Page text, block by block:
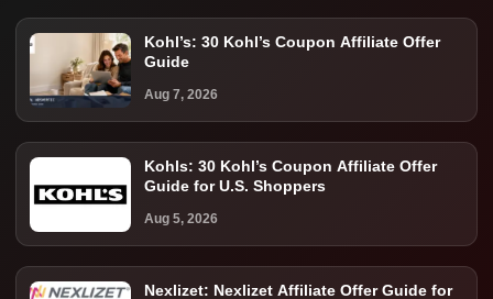
Kohl’s: 30 Kohl’s Coupon Affiliate Offer
Guide
Aug 7, 2026
Kohls: 30 Kohl’s Coupon Affiliate Offer
Guide for U.S. Shoppers
Aug 5, 2026
Nexlizet: Nexlizet Affiliate Offer Guide for